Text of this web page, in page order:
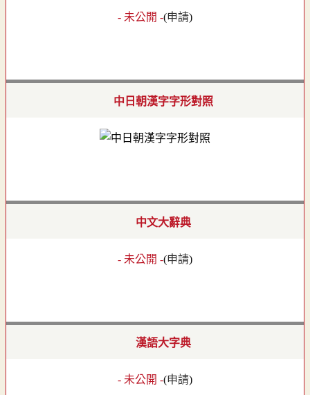
- 未公開 -(申請)
中日朝漢字字形對照
中文大辭典
- 未公開 -(申請)
漢語大字典
- 未公開 -(申請)